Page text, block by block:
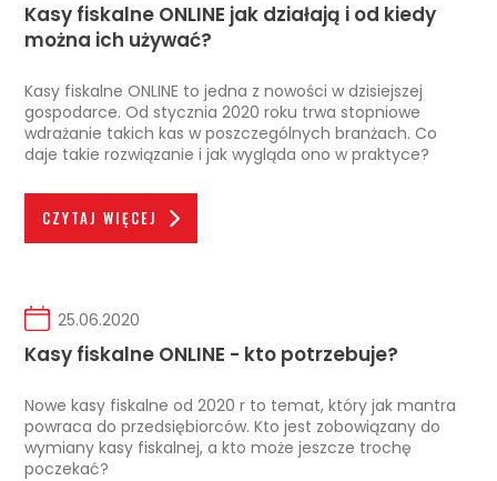
Kasy fiskalne ONLINE jak działają i od kiedy
można ich używać?
Kasy fiskalne ONLINE to jedna z nowości w dzisiejszej
gospodarce. Od stycznia 2020 roku trwa stopniowe
wdrażanie takich kas w poszczególnych branżach. Co
daje takie rozwiązanie i jak wygląda ono w praktyce?
CZYTAJ WIĘCEJ
25.06.2020
Kasy fiskalne ONLINE - kto potrzebuje?
Nowe kasy fiskalne od 2020 r to temat, który jak mantra
powraca do przedsiębiorców. Kto jest zobowiązany do
wymiany kasy fiskalnej, a kto może jeszcze trochę
poczekać?